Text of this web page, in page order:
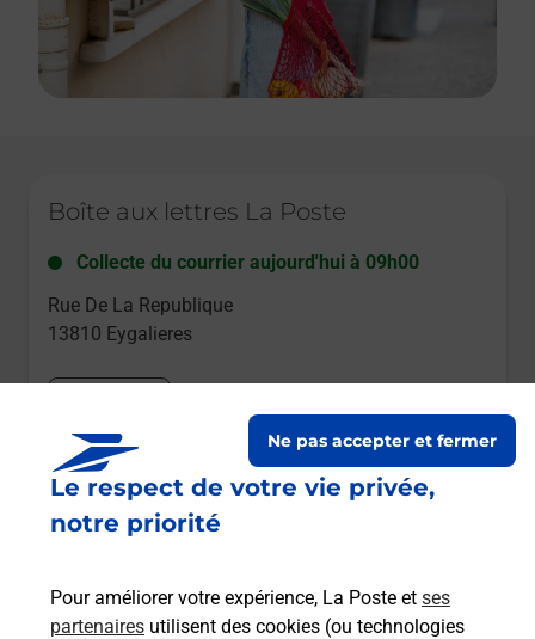
Le respect de votre vie privée,
notre priorité
Pour améliorer votre expérience, La Poste et ses
partenaires utilisent des cookies (ou technologies
Ne pas accepter et fermer
Boîte aux lettres La Poste
Collecte du courrier aujourd'hui à 09h00
Rue De La Republique
13810 Eygalieres
Boîte aux Lettres La Poste
Collecte du courrier aujourd'hui à
Impasse De La Farigoulette
Eygalieres
Le lien s'ouvre dans un nouvel onglet